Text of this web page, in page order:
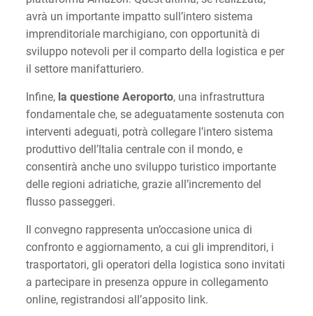
avrà un importante impatto sull’intero sistema
imprenditoriale marchigiano, con opportunità di
sviluppo notevoli per il comparto della logistica e per
il settore manifatturiero.
Infine, la questione Aeroporto, una infrastruttura
fondamentale che, se adeguatamente sostenuta con
interventi adeguati, potrà collegare l’intero sistema
produttivo dell’Italia centrale con il mondo, e
consentirà anche uno sviluppo turistico importante
delle regioni adriatiche, grazie all’incremento del
flusso passeggeri.
Il convegno rappresenta un’occasione unica di
confronto e aggiornamento, a cui gli imprenditori, i
trasportatori, gli operatori della logistica sono invitati
a partecipare in presenza oppure in collegamento
online, registrandosi all’apposito link.